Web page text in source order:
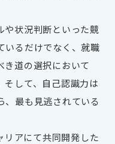
や状況判断といった競
いるだけでなく、就職
き道の選択において
そして、自己認識力は
、最も見逃されている
アにて共同開発した